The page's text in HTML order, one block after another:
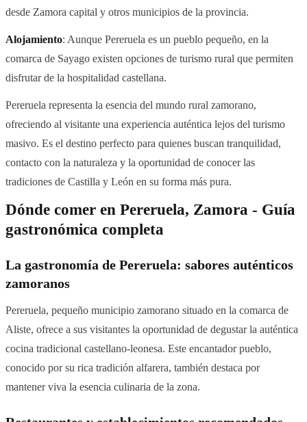
desde Zamora capital y otros municipios de la provincia.
Alojamiento: Aunque Pereruela es un pueblo pequeño, en la
comarca de Sayago existen opciones de turismo rural que permiten
disfrutar de la hospitalidad castellana.
Pereruela representa la esencia del mundo rural zamorano,
ofreciendo al visitante una experiencia auténtica lejos del turismo
masivo. Es el destino perfecto para quienes buscan tranquilidad,
contacto con la naturaleza y la oportunidad de conocer las
tradiciones de Castilla y León en su forma más pura.
Dónde comer en Pereruela, Zamora - Guía
gastronómica completa
La gastronomía de Pereruela: sabores auténticos
zamoranos
Pereruela, pequeño municipio zamorano situado en la comarca de
Aliste, ofrece a sus visitantes la oportunidad de degustar la auténtica
cocina tradicional castellano-leonesa. Este encantador pueblo,
conocido por su rica tradición alfarera, también destaca por
mantener viva la esencia culinaria de la zona.